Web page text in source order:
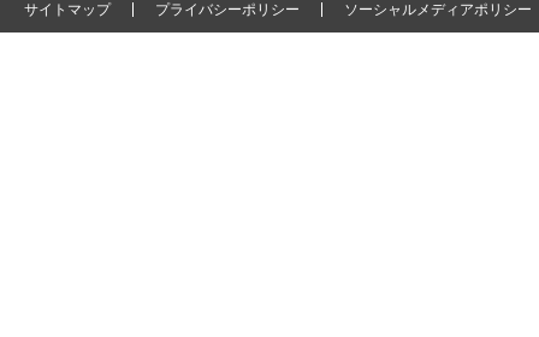
サイトマップ プライバシーポリシー ソーシャルメディアポリシー